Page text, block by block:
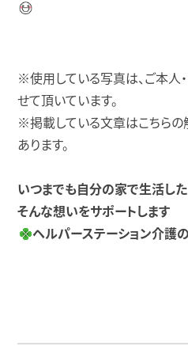
※使用している写真は、ご本人
せて頂いています。
※掲載している文章はこちら
あります。
いつまでも自分の家で生活し
そんな想いをサポートします
ヘルパーステーション介護